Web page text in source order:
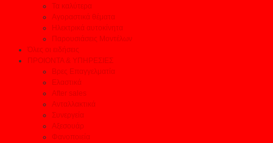
Τα καλύτερα
Αγοραστικά θέματα
Ηλεκτρικά αυτοκίνητα
Παρουσιάσεις Μοντέλων
Όλες οι ειδήσεις
ΠΡΟΙΟΝΤΑ & ΥΠΗΡΕΣΙΕΣ
Βρες Επαγγελματία
Ελαστικά
After sales
Ανταλλακτικά
Συνεργεία
Αξεσουάρ
Φανοποιεία